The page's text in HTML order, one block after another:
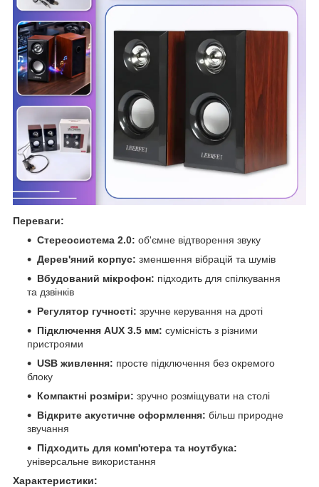
Переваги:
Стереосистема 2.0: об'ємне відтворення звуку
Дерев'яний корпус: зменшення вібрацій та шумів
Вбудований мікрофон: підходить для спілкування
та дзвінків
Регулятор гучності: зручне керування на дроті
Підключення AUX 3.5 мм: сумісність з різними
пристроями
USB живлення: просте підключення без окремого
блоку
Компактні розміри: зручно розміщувати на столі
Відкрите акустичне оформлення: більш природне
звучання
Підходить для комп'ютера та ноутбука:
універсальне використання
Характеристики: